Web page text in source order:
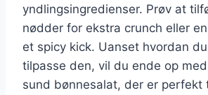
yndlingsingredienser. Prøv at
nødder for ekstra crunch eller
et spicy kick. Uanset hvordan
tilpasse den, vil du ende op
sund bønnesalat, der er perfekt